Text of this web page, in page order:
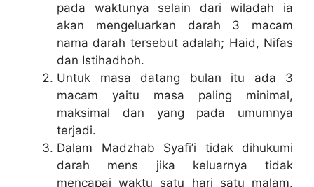
pada waktunya selain dari wiladah ia
akan mengeluarkan darah 3 macam
nama darah tersebut adalah; Haid, Nifas
dan Istihadhoh.
Untuk masa datang bulan itu ada 3
macam yaitu masa paling minimal,
maksimal dan yang pada umumnya
terjadi.
Dalam Madzhab Syafi’i tidak dihukumi
darah mens jika keluarnya tidak
mencapai waktu satu hari satu malam.